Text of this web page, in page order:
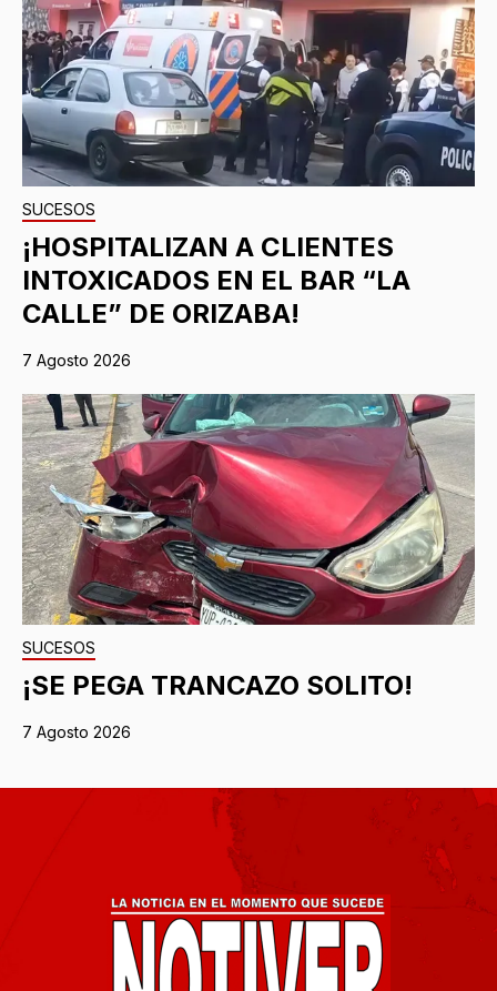
SUCESOS
¡HOSPITALIZAN A CLIENTES
INTOXICADOS EN EL BAR “LA
CALLE” DE ORIZABA!
7 Agosto 2026
SUCESOS
¡SE PEGA TRANCAZO SOLITO!
7 Agosto 2026